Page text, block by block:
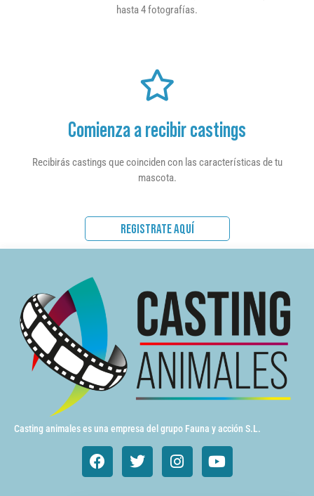
hasta 4 fotografías.
Comienza a recibir castings
Recibirás castings que coinciden con las características de tu
mascota.
REGISTRATE AQUÍ
Casting animales es una empresa del grupo Fauna y acción S.L.